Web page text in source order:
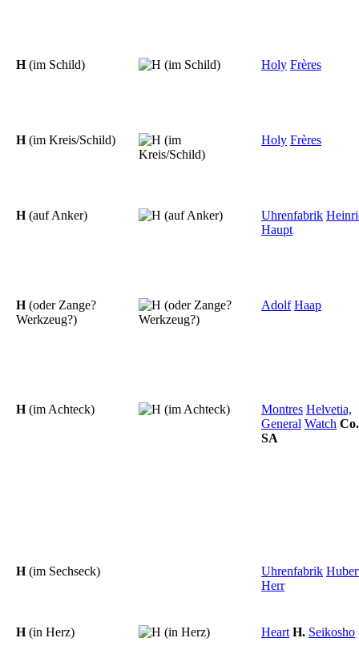
H(im Schild) Holy Frères
H(im Kreis/Schild) Holy Frères
H(auf Anker) Uhrenfabrik
Haupt
H(oder Zange?
Werkzeug?)
Adolf Haap
H(im Achteck) Montres Helvetia,
General Watch Co.
SA
H(im Sechseck) Uhrenfabrik
Herr
H(in Herz) Heart H. Seikosho